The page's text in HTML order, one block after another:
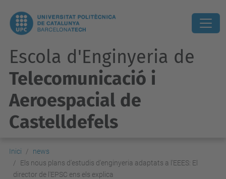
Escola d'Enginyeria de
Telecomunicació i
Aeroespacial de
Castelldefels
Inici
news
Els nous plans d'estudis d'enginyeria adaptats a l'EEES: El
director de l'EPSC ens els explica